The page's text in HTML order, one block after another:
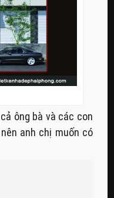
ông bà và các con
anh chị muốn có